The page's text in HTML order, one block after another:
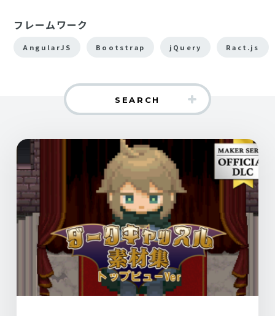
フレームワーク
AngularJS Bootstrap jQuery Ract.js
SEARCH